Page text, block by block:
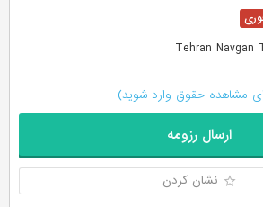
مشاهده حقوق وارد شوید)
ارسال رزومه
نشان کردن